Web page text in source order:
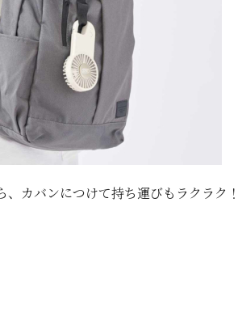
、カバンにつけて持ち運びもラクラク！